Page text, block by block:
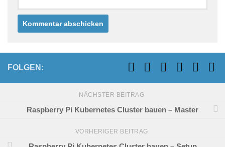
FOLGEN:
NÄCHSTER BEITRAG
Raspberry Pi Kubernetes Cluster bauen – Master
VORHERIGER BEITRAG